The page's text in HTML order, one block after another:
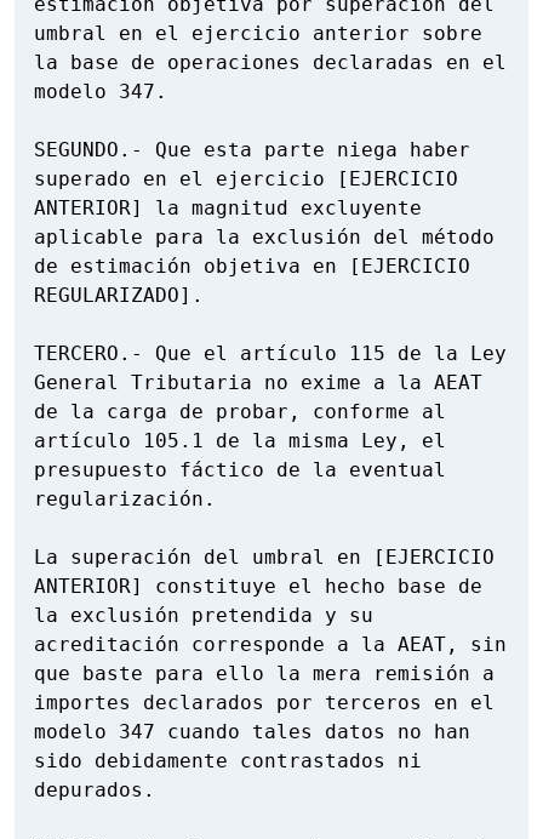
umbral en el ejercicio anterior sobre
la base de operaciones declaradas en el
modelo 347.
SEGUNDO.- Que esta parte niega haber
superado en el ejercicio [EJERCICIO
ANTERIOR] la magnitud excluyente
aplicable para la exclusión del método
de estimación objetiva en [EJERCICIO
REGULARIZADO].
TERCERO.- Que el artículo 115 de la Ley
General Tributaria no exime a la AEAT
de la carga de probar, conforme al
artículo 105.1 de la misma Ley, el
presupuesto fáctico de la eventual
regularización.
La superación del umbral en [EJERCICIO
ANTERIOR] constituye el hecho base de
la exclusión pretendida y su
acreditación corresponde a la AEAT, sin
que baste para ello la mera remisión a
importes declarados por terceros en el
modelo 347 cuando tales datos no han
sido debidamente contrastados ni
depurados.